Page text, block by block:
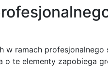
ramach
te elementy zapobiega